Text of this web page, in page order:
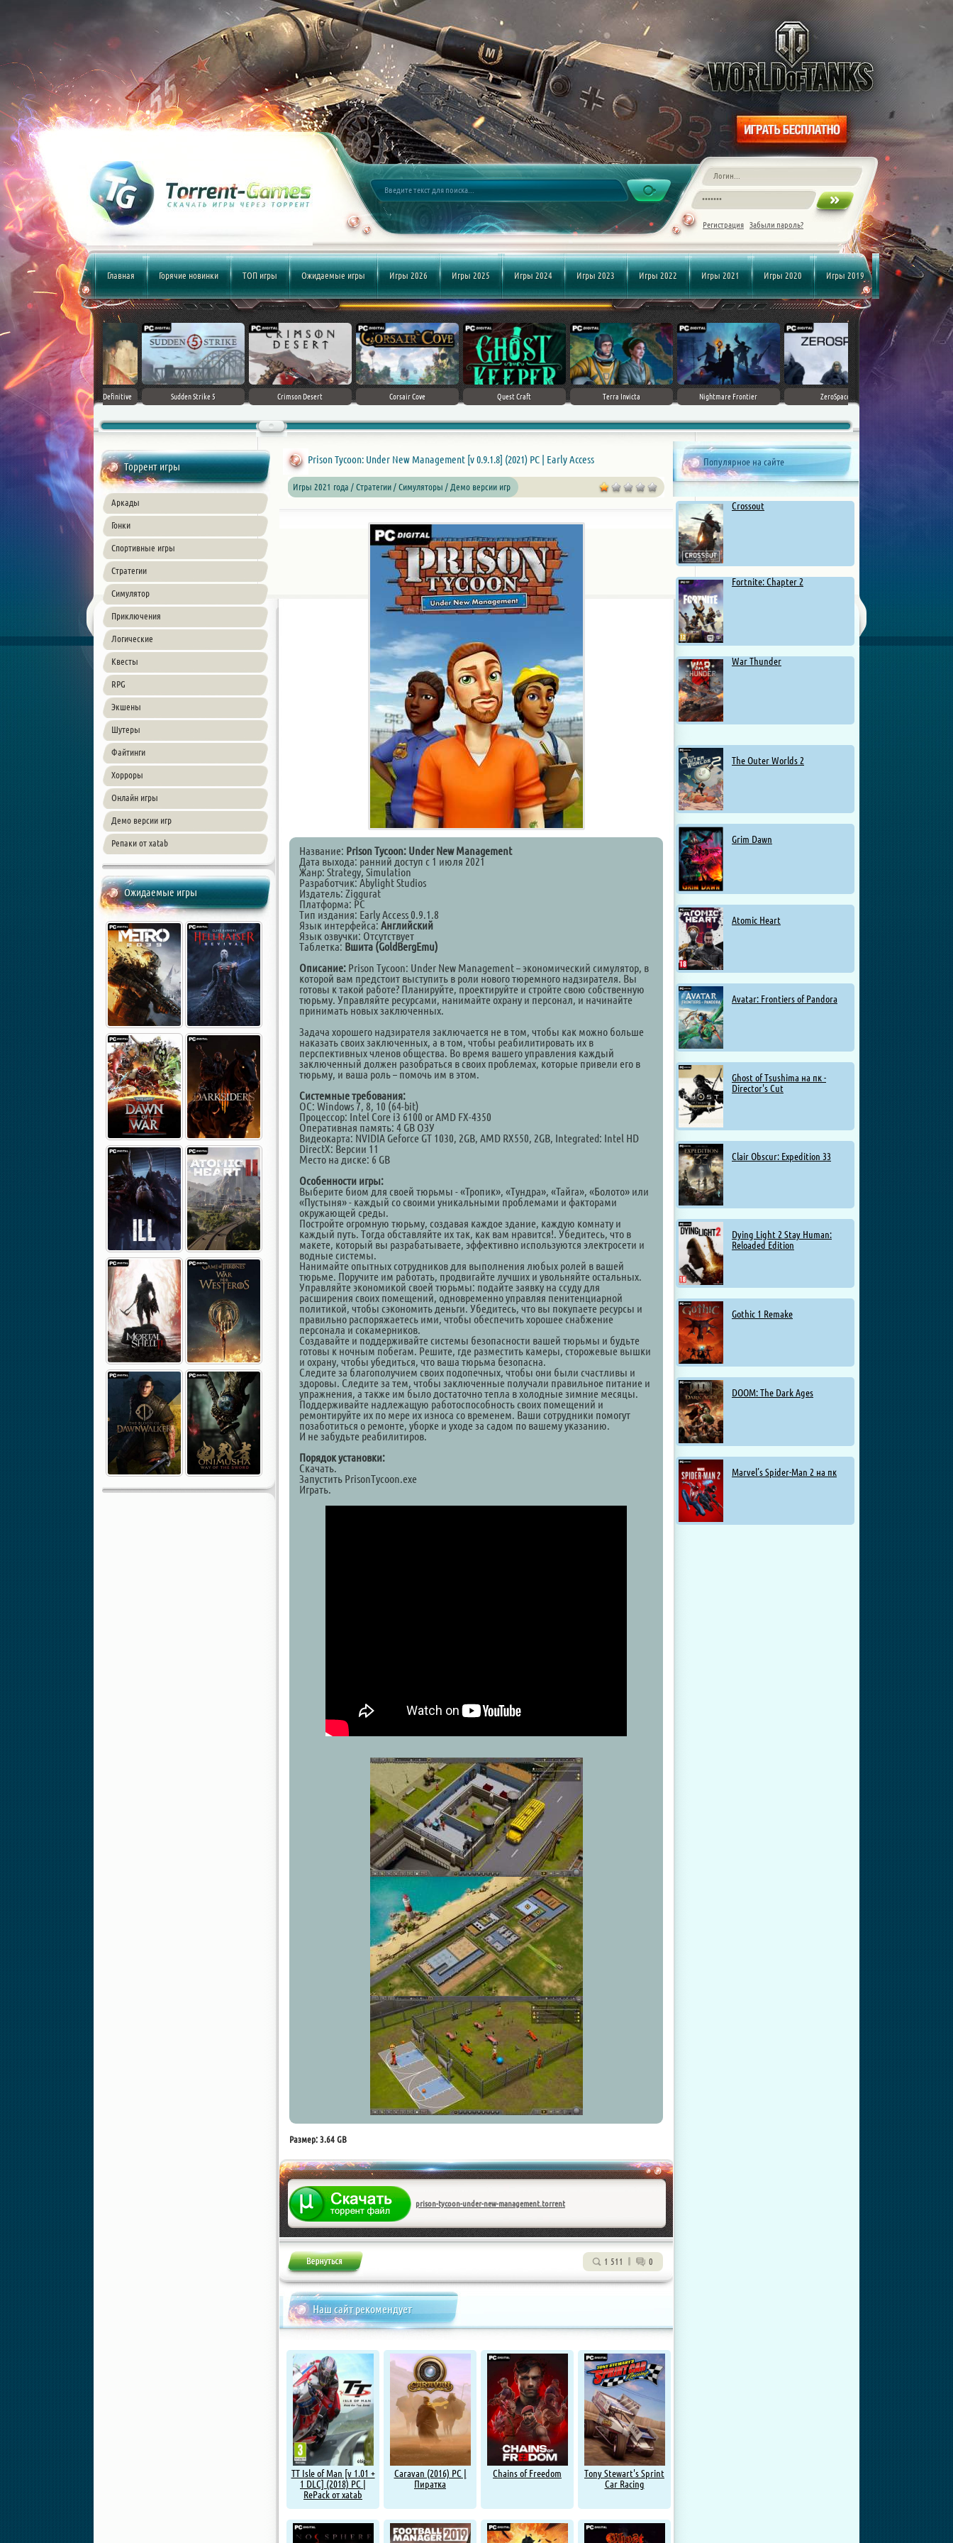
Регистрация Забыли пароль?
Главная Горячие новинки ТОП игры Ожидаемые игры Игры 2026 Игры 2025 Игры 2024 Игры 2023 Игры 2022 Игры 2021 Игры 2020 Игры 2019
Stronghold Crusader: Definitive
Sudden Strike 5 Crimson Desert Quest Craft Terra Invicta Nightmare Frontier
Торрент игры
Аркады
Гонки
Спортивные игры
Стратегии
Симулятор
Приключения
Логические
Квесты
RPG
Экшены
Шутеры
Файтинги
Хорроры
Онлайн игры
Демо версии игр
Репаки от xatab
Ожидаемые игры
Популярное на сайте
Crossout
Fortnite: Chapter 2
War Thunder
The Outer Worlds 2
Grim Dawn
Atomic Heart
Avatar: Frontiers of Pandora
Ghost of Tsushima на пк -
Director's Cut
Clair Obscur: Expedition 33
Dying Light 2 Stay Human:
Reloaded Edition
Gothic 1 Remake
DOOM: The Dark Ages
Marvel’s Spider-Man 2 на пк
Prison Tycoon: Under New Management [v 0.9.1.8] (2021) PC | Early Access
Игры 2021 года / Стратегии / Симуляторы / Демо версии игр
Название: Prison Tycoon: Under New Management
Дата выхода: ранний доступ с 1 июля 2021
Жанр: Strategy, Simulation
Разработчик: Abylight Studios
Издатель: Ziggurat
Платформа: PC
Тип издания: Early Access 0.9.1.8
Язык интерфейса: Английский
Язык озвучки: Отсутствует
Таблетка: Вшита (GoldBergEmu)
Описание: Prison Tycoon: Under New Management – экономический симулятор, в
которой вам предстоит выступить в роли нового тюремного надзирателя. Вы
готовы к такой работе? Планируйте, проектируйте и стройте свою собственную
тюрьму. Управляйте ресурсами, нанимайте охрану и персонал, и начинайте
принимать новых заключенных.
Задача хорошего надзирателя заключается не в том, чтобы как можно больше
наказать своих заключенных, а в том, чтобы реабилитировать их в
перспективных членов общества. Во время вашего управления каждый
заключенный должен разобраться в своих проблемах, которые привели его в
тюрьму, и ваша роль – помочь им в этом.
Системные требования:
ОС: Windows 7, 8, 10 (64-bit)
Процессор: Intel Core i3 6100 or AMD FX-4350
Оперативная память: 4 GB ОЗУ
Видеокарта: NVIDIA Geforce GT 1030, 2GB, AMD RX550, 2GB, Integrated: Intel HD
DirectX: Версии 11
Место на диске: 6 GB
Особенности игры:
Выберите биом для своей тюрьмы - «Тропик», «Тундра», «Тайга», «Болото» или
«Пустыня» - каждый со своими уникальными проблемами и факторами
окружающей среды.
Постройте огромную тюрьму, создавая каждое здание, каждую комнату и
каждый путь. Тогда обставляйте их так, как вам нравится!. Убедитесь, что в
макете, который вы разрабатываете, эффективно используются электросети и
водные системы.
Нанимайте опытных сотрудников для выполнения любых ролей в вашей
тюрьме. Поручите им работать, продвигайте лучших и увольняйте остальных.
Управляйте экономикой своей тюрьмы: подайте заявку на ссуду для
расширения своих помещений, одновременно управляя пенитенциарной
политикой, чтобы сэкономить деньги. Убедитесь, что вы покупаете ресурсы и
правильно распоряжаетесь ими, чтобы обеспечить хорошее снабжение
персонала и сокамерников.
Создавайте и поддерживайте системы безопасности вашей тюрьмы и будьте
готовы к ночным побегам. Решите, где разместить камеры, сторожевые вышки
и охрану, чтобы убедиться, что ваша тюрьма безопасна.
Следите за благополучием своих подопечных, чтобы они были счастливы и
здоровы. Следите за тем, чтобы заключенные получали правильное питание и
упражнения, а также им было достаточно тепла в холодные зимние месяцы.
Поддерживайте надлежащую работоспособность своих помещений и
ремонтируйте их по мере их износа со временем. Ваши сотрудники помогут
позаботиться о ремонте, уборке и уходе за садом по вашему указанию.
И не забудьте реабилитиров.
Порядок установки:
Скачать.
Запустить PrisonTycoon.exe
Играть.
Размер: 3.64 GB
prison-tycoon-under-new-management.torrent
1 511 0
Наш сайт рекомендует
TT Isle of Man [v 1.01 +
1 DLC] (2018) PC |
RePack от xatab
Caravan (2016) PC |
Пиратка
Chains of Freedom
Tony Stewart's Sprint
Car Racing